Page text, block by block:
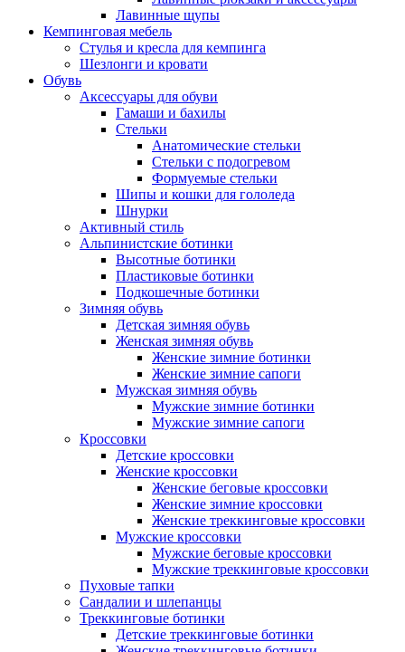
Лавинные щупы
Кемпинговая мебель
Стулья и кресла для кемпинга
Шезлонги и кровати
Обувь
Аксессуары для обуви
Гамаши и бахилы
Стельки
Анатомические стельки
Стельки с подогревом
Формуемые стельки
Шипы и кошки для гололеда
Шнурки
Активный стиль
Альпинистские ботинки
Высотные ботинки
Пластиковые ботинки
Подкошечные ботинки
Зимняя обувь
Детская зимняя обувь
Женская зимняя обувь
Женские зимние ботинки
Женские зимние сапоги
Мужская зимняя обувь
Мужские зимние ботинки
Мужские зимние сапоги
Кроссовки
Детские кроссовки
Женские кроссовки
Женские беговые кроссовки
Женские зимние кроссовки
Женские треккинговые кроссовки
Мужские кроссовки
Мужские беговые кроссовки
Мужские треккинговые кроссовки
Пуховые тапки
Сандалии и шлепанцы
Треккинговые ботинки
Детские треккинговые ботинки